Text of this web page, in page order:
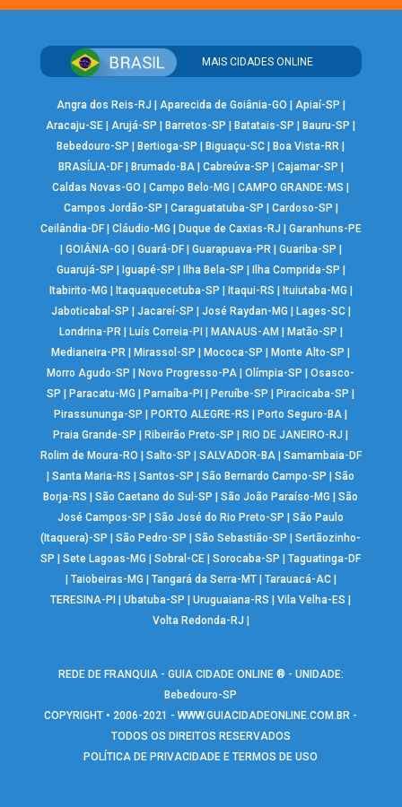
MAIS CIDADES ONLINE
Angra dos Reis-RJ Aparecida de Goiânia-GO Apiaí-SP
Aracaju-SE |Arujá-SP Barretos-SP Batatais-SP Bauru-SP
Bebedouro-SP
Bertioga-SP Biguaçu-SC Boa Vista-RR
BRASÍLIA-DF| Brumado-BA| Cabreúva-SP Cajamar-SP
Caldas Novas-GO
|Campo Belo-MG |CAMPO GRANDE-MS
Campos Jordão-SP
Caraguatatuba-SP Cardoso-SP
Ceilândia-DF| Cláudio-MG Duque de Caxias-RJ
Garanhuns-PE
GOIÂNIA-GO Guará-DF| Guarapuava-PR| Guariba-SP
Guarujá-SP
Iguapé-SP Ilha Bela-SP Ilha Comprida-SP
Itabirito-MG
Itaquaquecetuba-SP Itaqui-RS Ituiutaba-MG
Jaboticabal-SP
Jacareí-SP José Raydan-MG Lages-SC|
Londrina-PR| Luís Correia-PI MANAUS-AM Matão-SP
Medianeira-PR
Mirassol-SP Mococa-SP Monte Alto-SP
Morro Agudo-SP
Novo Progresso-PA |Olímpia-SP |Osasco-
SP
Paracatu-MG Parnaíba-PI Peruíbe-SP Piracicaba-SP
Pirassununga-SP
PORTO ALEGRE-RS Porto Seguro-BA
Praia Grande-SP
Ribeirão Preto-SP RIO DE JANEIRO-RJ
Rolim de Moura-RO
Salto-SP SALVADOR-BA| Samambaia-DF
|Santa Maria-RS |Santos-SP |São Bernardo Campo-SP |São
Borja-RS
|São Caetano do Sul-SP |São João Paraíso-MG |São
José Campos-SP
|São José do Rio Preto-SP |São Paulo
(Itaquera)-SP
|São Pedro-SP |São Sebastião-SP |Sertãozinho-
SP
|Sete Lagoas-MG |Sobral-CE |Sorocaba-SP |Taguatinga-DF
Taiobeiras-MG Tangará da Serra-MT| Tarauacá-AC|
TERESINA-PI
|Ubatuba-SP |Uruguaiana-RS |Vila Velha-ES
Volta Redonda-RJ
REDE DE FRANQUIA - GUIA CIDADE ONLINE ® - UNIDADE:
Bebedouro-SP
COPYRIGHT • 2006-2021 -WWW.GUIACIDADEONLINE.COM.BR -
TODOS OS DIREITOS RESERVADOS
POLÍTICA DE PRIVACIDADE E TERMOS DE USO